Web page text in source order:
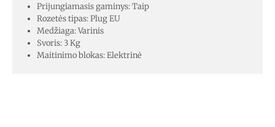
Prijungiamasis gaminys: Taip
Rozetės tipas: Plug EU
Medžiaga: Varinis
Svoris: 3 Kg
Maitinimo blokas: Elektrinė